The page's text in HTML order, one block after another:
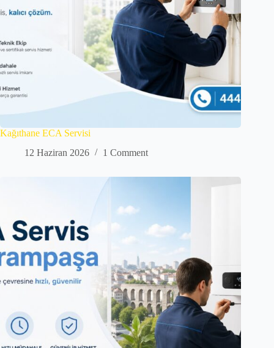
Kağıthane ECA Servisi
12 Haziran 2026
1 Comment